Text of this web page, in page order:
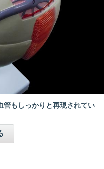
管もしっかりと再現されてい